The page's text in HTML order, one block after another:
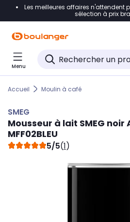
Accéder directement à la
Accéder directement au pied de
Accéder directement au chatbot
Les meilleures affaires n'attendent
sélection à prix
Menu
Accueil Moulin à café
SMEG
Mousseur à lait SMEG noir
MFF02BLEU
5/5(1)